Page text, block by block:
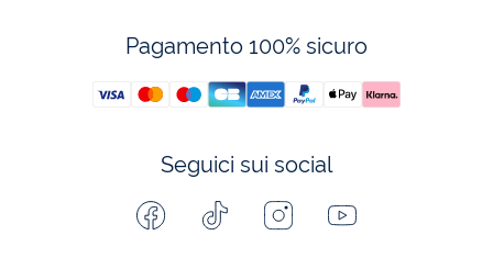
Pagamento 100% sicuro
Seguici sui social
Facebook Tiktok InstagramYoutube